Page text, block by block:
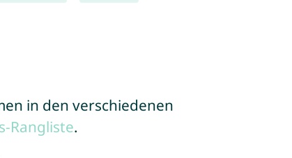
in den verschiedenen
Rangliste.